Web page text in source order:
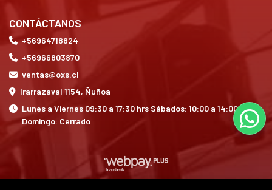
CONTÁCTANOS
+56964718824
+56966803870
ventas@oxs.cl
Irarrazaval 1154, Ñuñoa
Lunes a Viernes 09:30 a 17:30 hrs Sábados: 10:00 a 14:00 hrs
Domingo: Cerrado